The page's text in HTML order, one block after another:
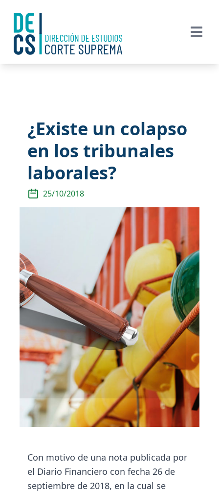
¿Existe un colapso
en los tribunales
laborales?
25/10/2018
Con motivo de una nota publicada por
el Diario Financiero con fecha 26 de
septiembre de 2018, en la cual se